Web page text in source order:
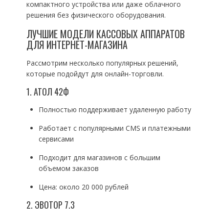
компактного устройства или даже облачного
решения без физического оборудования.
ЛУЧШИЕ МОДЕЛИ КАССОВЫХ АППАРАТОВ
ДЛЯ ИНТЕРНЕТ-МАГАЗИНА
Рассмотрим несколько популярных решений,
которые подойдут для онлайн-торговли.
1. АТОЛ 42Ф
Полностью поддерживает удаленную работу
Работает с популярными CMS и платежными
сервисами
Подходит для магазинов с большим
объемом заказов
Цена: около 20 000 рублей
2. ЭВОТОР 7.3